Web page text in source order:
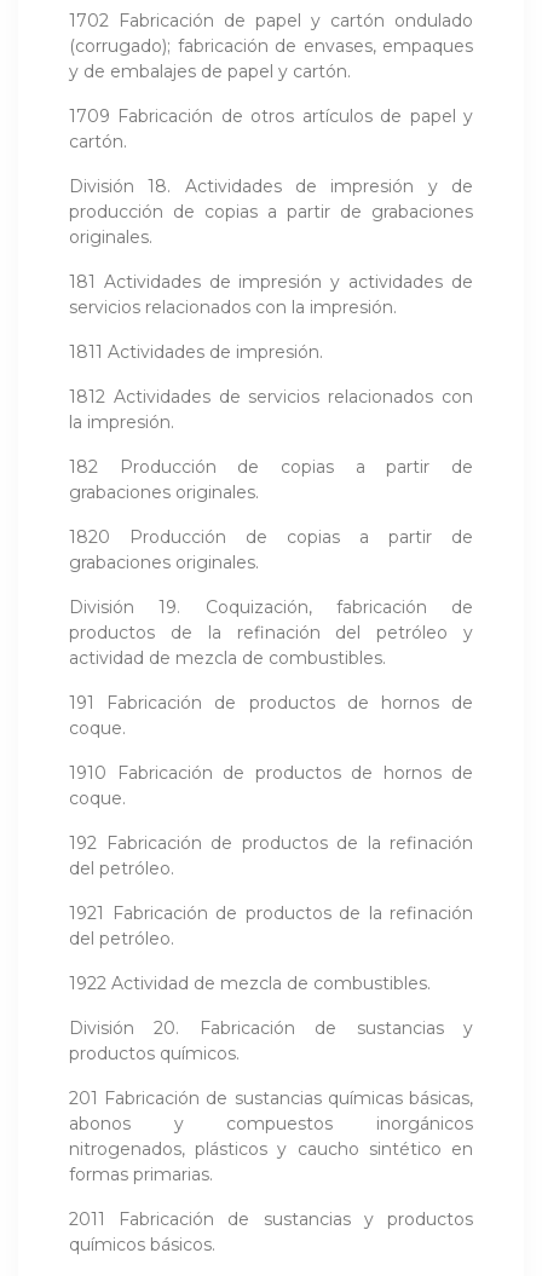
1702 Fabricación de papel y cartón ondulado
(corrugado); fabricación de envases, empaques
y de embalajes de papel y cartón.
1709 Fabricación de otros artículos de papel y
cartón.
División 18. Actividades de impresión y de
producción de copias a partir de gra­baciones
originales.
181 Actividades de impresión y actividades de
servicios relacionados con la impresión.
1811 Actividades de impresión.
1812 Actividades de servicios relacionados con
la impresión.
182 Producción de copias a partir de
grabaciones originales.
1820 Producción de copias a partir de
grabaciones originales.
División 19. Coquización, fabricación de
productos de la refinación del petróleo y
actividad de mezcla de combustibles.
191 Fabricación de productos de hornos de
coque.
1910 Fabricación de productos de hornos de
coque.
192 Fabricación de productos de la refinación
del petróleo.
1921 Fabricación de productos de la refinación
del petróleo.
1922 Actividad de mezcla de combustibles.
División 20. Fabricación de sustancias y
productos químicos.
201 Fabricación de sustancias químicas básicas,
abonos y compuestos inorgánicos
nitrogenados, plásticos y caucho sintético en
formas primarias.
2011 Fabricación de sustancias y productos
químicos básicos.